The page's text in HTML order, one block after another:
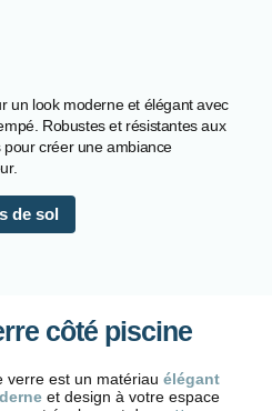
un look moderne et élégant avec
Robustes et résistantes aux
pour créer une ambiance
de sol
côté piscine
verre est un matériau élégant
et design à votre espace